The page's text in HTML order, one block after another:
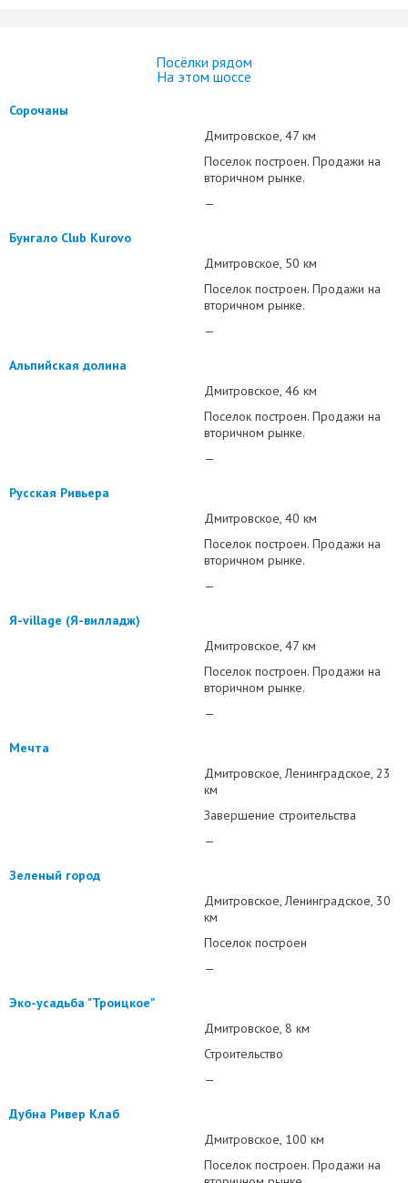
Посёлки рядом
На этом шоссе
Сорочаны
Дмитровское 47 км
Поселок построен. Продажи на
вторичном рынке.
—
Бунгало Club Kurovo
Дмитровское 50 км
Поселок построен. Продажи на
вторичном рынке.
—
Альпийская долина
Дмитровское 46 км
Поселок построен. Продажи на
вторичном рынке.
—
Русская Ривьера
Дмитровское 40 км
Поселок построен. Продажи на
вторичном рынке.
—
Я-village (Я-вилладж)
Дмитровское 47 км
Поселок построен. Продажи на
вторичном рынке.
—
Мечта
Дмитровское Ленинградское 23
км
Завершение строительства
—
Зеленый город
Дмитровское Ленинградское 30
км
Поселок построен
—
Эко-усадьба "Троицкое"
Дмитровское 8 км
Строительство
—
Дубна Ривер Клаб
Дмитровское 100 км
Поселок построен. Продажи на